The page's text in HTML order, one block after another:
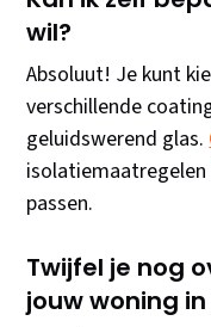
wil?
Absoluut! Je kunt
verschillende
geluidswerend glas.
passen.
Twijfel je nog
jouw woning